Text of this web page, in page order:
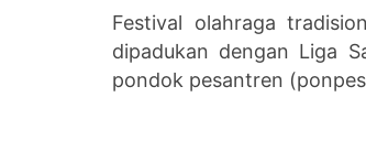
Festival olahraga
dipadukan dengan Liga
pondok pesantren